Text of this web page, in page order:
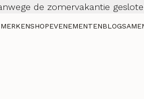
de zomervakantie
MERKENSHOPEVENEMENTENBLOG